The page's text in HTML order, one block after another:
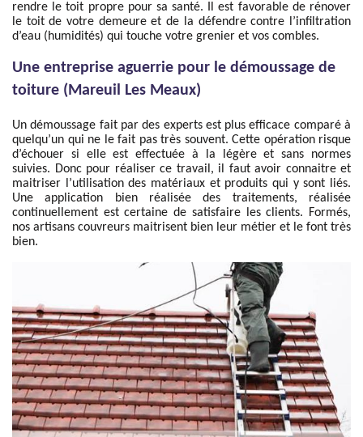
rendre le toit propre pour sa santé. Il est favorable de rénover
le toit de votre demeure et de la défendre contre l’infiltration
d’eau (humidités) qui touche votre grenier et vos combles.
Une entreprise aguerrie pour le démoussage de
toiture (Mareuil Les Meaux)
Un démoussage fait par des experts est plus efficace comparé à
quelqu’un qui ne le fait pas très souvent. Cette opération risque
d’échouer si elle est effectuée à la légère et sans normes
suivies. Donc pour réaliser ce travail, il faut avoir connaitre et
maitriser l’utilisation des matériaux et produits qui y sont liés.
Une application bien réalisée des traitements, réalisée
continuellement est certaine de satisfaire les clients. Formés,
nos artisans couvreurs maitrisent bien leur métier et le font très
bien.